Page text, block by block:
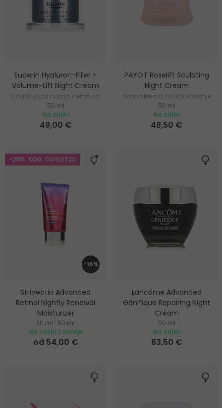
Eucerin Hyaluron-Filler +
Volume-Lift Night Cream
Učvršćujuća noćna krema za
lice
50 ml
Na zalihi
49,00 €
PAYOT Roselift Sculpting
Night Cream
Noćna krema za učvršćivanje
kože
50 ml
Na zalihi
48,50 €
-20%. KOD: OUTLET20
-16%
StriVectin Advanced
Retinol Nightly Renewal
Moisturizer
Intenzivna hidratantna noćna
njega
30 ml
50 ml
Na zalihi 2 verzije
od 54,00 €
Lancôme Advanced
Génifique Repairing Night
Cream
Noćna krema za
pomlađivanje lica
50 ml
Na zalihi
83,50 €